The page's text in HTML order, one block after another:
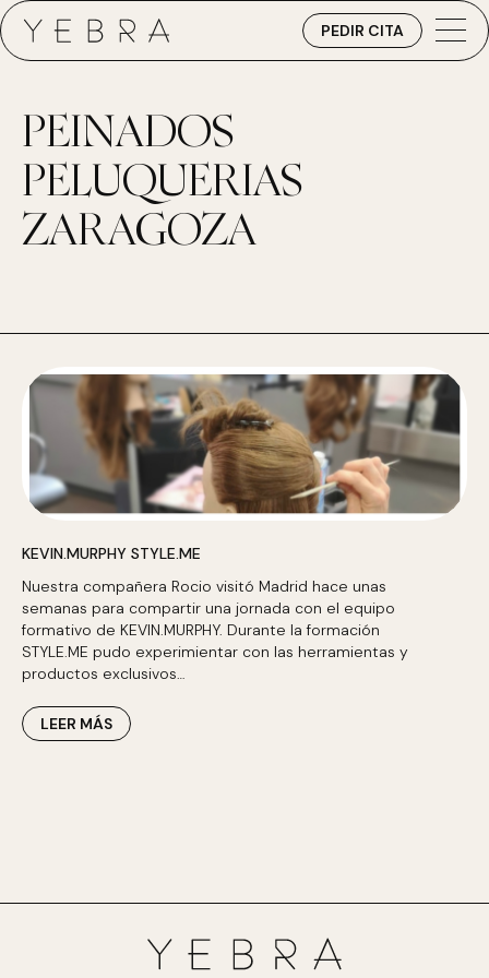
PEDIR CITA
PEINADOS
PELUQUERIAS
ZARAGOZA
KEVIN.MURPHY STYLE.ME
Nuestra compañera Rocio visitó Madrid hace unas
semanas para compartir una jornada con el equipo
formativo de KEVIN.MURPHY. Durante la formación
STYLE.ME pudo experimientar con las herramientas y
productos exclusivos…
LEER MÁS